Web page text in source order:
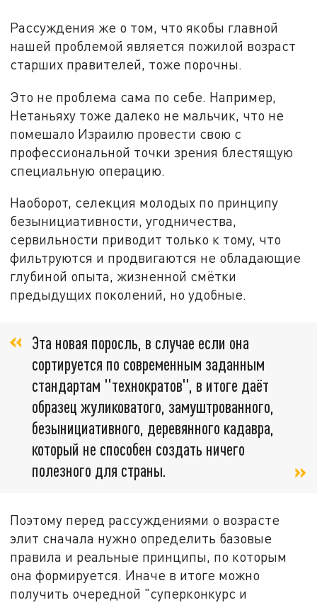
Рассуждения же о том, что якобы главной
нашей проблемой является пожилой возраст
старших правителей, тоже порочны.
Это не проблема сама по себе. Например,
Нетаньяху тоже далеко не мальчик, что не
помешало Израилю провести свою с
профессиональной точки зрения блестящую
специальную операцию.
Наоборот, селекция молодых по принципу
безынициативности, угодничества,
сервильности приводит только к тому, что
фильтруются и продвигаются не обладающие
глубиной опыта, жизненной смётки
предыдущих поколений, но удобные.
Эта новая поросль, в случае если она
сортируется по современным заданным
стандартам "технократов", в итоге даёт
образец жуликоватого, замуштрованного,
безынициативного, деревянного кадавра,
который не способен создать ничего
полезного для страны.
Поэтому перед рассуждениями о возрасте
элит сначала нужно определить базовые
правила и реальные принципы, по которым
она формируется. Иначе в итоге можно
получить очередной "суперконкурс и